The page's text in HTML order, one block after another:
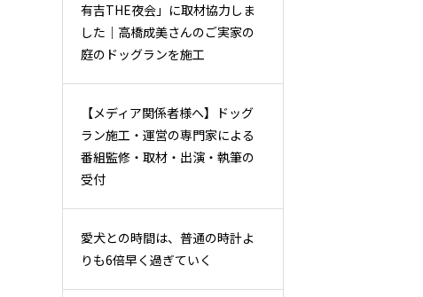
有吉THE夜会」に取材協力しま
した｜高橋成美さんのご実家の
庭のドッグランを施工
【メディア関係者様へ】ドッグ
ラン施工・運営の専門家による
番組監修・取材・出演・執筆の
受付
愛犬との時間は、普通の時計よ
りも6倍早く過ぎていく